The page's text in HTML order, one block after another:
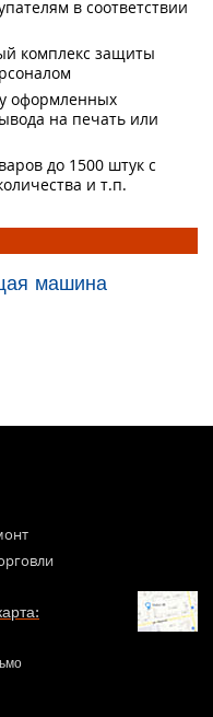
в соответствии
комплекс защиты
оформленных
на печать или
до 1500 штук с
и т.п.
машина